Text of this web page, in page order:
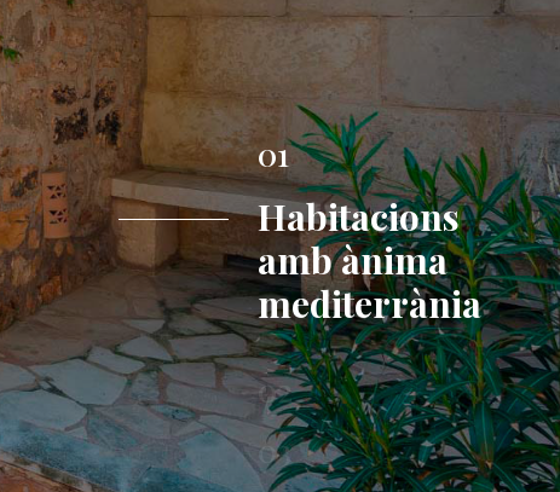
01
Habitacions
amb ànima
mediterrània
02
03